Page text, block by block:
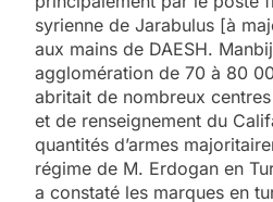
syrienne de Jarabulus [à
aux mains de DAESH.
agglomération de 70 à 80
abritait de nombreux
et de renseignement du
quantités d’armes
régime de M. Erdogan en
a constaté les marques en